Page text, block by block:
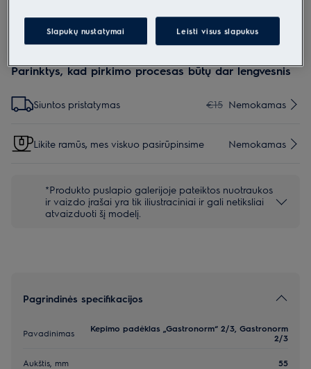
Saugos instrukcijos ir saugos įspėjimai pagal ES reglamentą
2023/988 pateikiami vartotojo vadove. Norėdami saugiai
Parinktys, kad pirkimo procesas būtų dar lengvesnis
Siuntos pristatymas €15 Nemokamas
Likite ramūs, mes viskuo pasirūpinsime Nemokamas
*Produkto puslapio galerijoje pateiktos nuotraukos
ir vaizdo įrašai yra tik iliustraciniai ir gali netiksliai
atvaizduoti šį modelį.
Pagrindinės specifikacijos
Pavadinimas
Kepimo padėklas „Gastronorm“ 2/3, Gastronorm
2/3
Aukštis, mm 55
Slapukų nustatymai Leisti visus slapukus